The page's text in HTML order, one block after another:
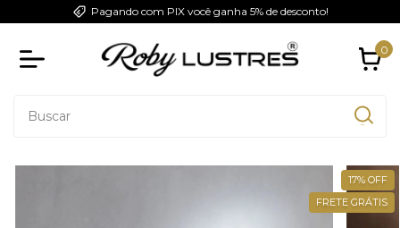
Pagando com PIX você ganha 5% de desconto!
0
17% OFF
FRETE GRÁTIS